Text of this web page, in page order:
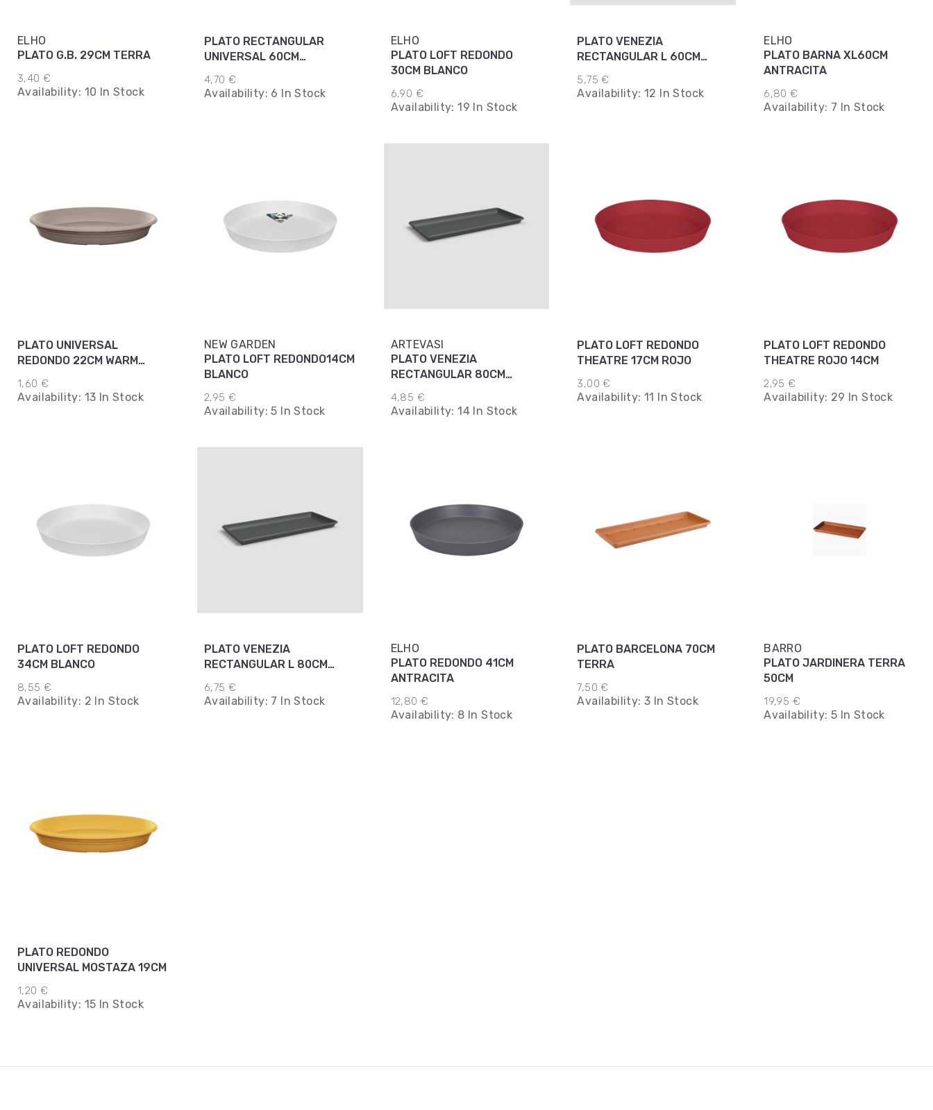
ELHO
PLATO G.B. 29CM TERRA
3,40 €
Availability: 10 In Stock
PLATO RECTANGULAR
UNIVERSAL 60CM
4,70 €
Availability: 6 In Stock
ELHO
PLATO LOFT REDONDO
30CM BLANCO
6,90 €
Availability:19 In Stock
PLATO VENEZIA
RECTANGULAR L 60CM
5,75 €
Availability: 12 In Stock
ELHO
PLATO BARNA XL60CM
ANTRACITA
6,80 €
Availability: 7 In Stock
PLATO UNIVERSAL
REDONDO 22CM WARM
1,60 €
Availability: 13 In Stock
NEW GARDEN
PLATO LOFT REDONDO14CM
BLANCO
2,95 €
Availability:5 In Stock
ARTEVASI
PLATO VENEZIA
RECTANGULAR 80CM
4,85 €
Availability:14 In Stock
PLATO LOFT REDONDO
THEATRE 17CM ROJO
3,00 €
Availability: 11 In Stock
PLATO LOFT REDONDO
THEATRE ROJO 14CM
2,95 €
Availability: 29 In Stock
PLATO LOFT REDONDO
34CM BLANCO
8,55 €
Availability: 2 In Stock
PLATO VENEZIA
RECTANGULAR L 80CM
6,75 €
Availability: 7 In Stock
ELHO
PLATO REDONDO 41CM
ANTRACITA
12,80 €
Availability: 8 In Stock
PLATO BARCELONA 70CM
TERRA
7,50 €
Availability: 3 In Stock
BARRO
PLATO JARDINERA TERRA
50CM
19,95 €
Availability: 5 In Stock
PLATO REDONDO
UNIVERSAL MOSTAZA 19CM
1,20 €
Availability: 15 In Stock